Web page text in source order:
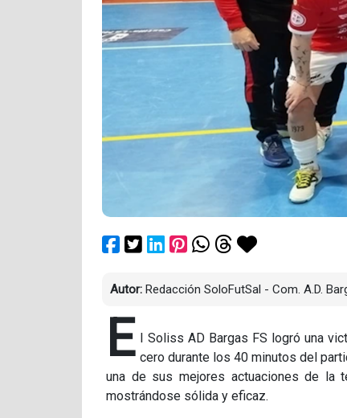
Autor: Redacción SoloFutSal - Com. A.D.
E
l Soliss AD Bargas FS logró una
cero durante los 40 minutos del
una de sus mejores actuaciones de la
mostrándose sólida y eficaz.